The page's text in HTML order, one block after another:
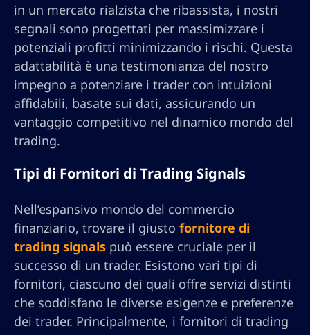
in un mercato rialzista che ribassista, i nostri
segnali sono progettati per massimizzare i
potenziali profitti minimizzando i rischi. Questa
adattabilità è una testimonianza del nostro
impegno a potenziare i trader con intuizioni
affidabili, basate sui dati, assicurando un
vantaggio competitivo nel dinamico mondo del
trading.
Tipi di Fornitori di Trading Signals
Nell’espansivo mondo del commercio
finanziario, trovare il giusto fornitore di
trading signals può essere cruciale per il
successo di un trader. Esistono vari tipi di
fornitori, ciascuno dei quali offre servizi distinti
che soddisfano le diverse esigenze e preferenze
dei trader. Principalmente, i fornitori di trading